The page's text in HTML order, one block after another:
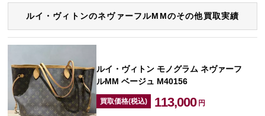
ルイ・ヴィトンのネヴァーフルMMのその他買取実績
ルイ・ヴィトン モノグラム ネヴァーフ
ルMM ベージュ M40156
買取価格(税込) 113,000 円